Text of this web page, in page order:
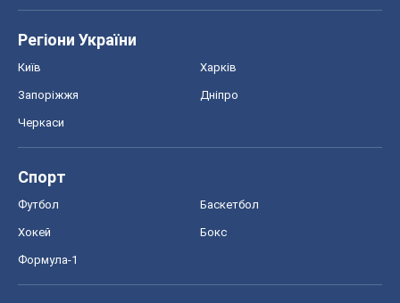
Регіони України
Київ Харків
Запоріжжя Дніпро
Черкаси
Спорт
Футбол Баскетбол
Хокей Бокс
Формула-1